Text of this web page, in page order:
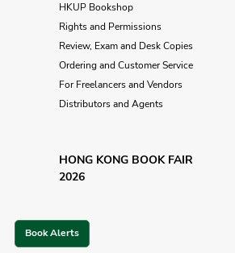
HKUP Bookshop
Rights and Permissions
Review, Exam and Desk Copies
Ordering and Customer Service
For Freelancers and Vendors
Distributors and Agents
HONG KONG BOOK FAIR
2026
Book Alerts